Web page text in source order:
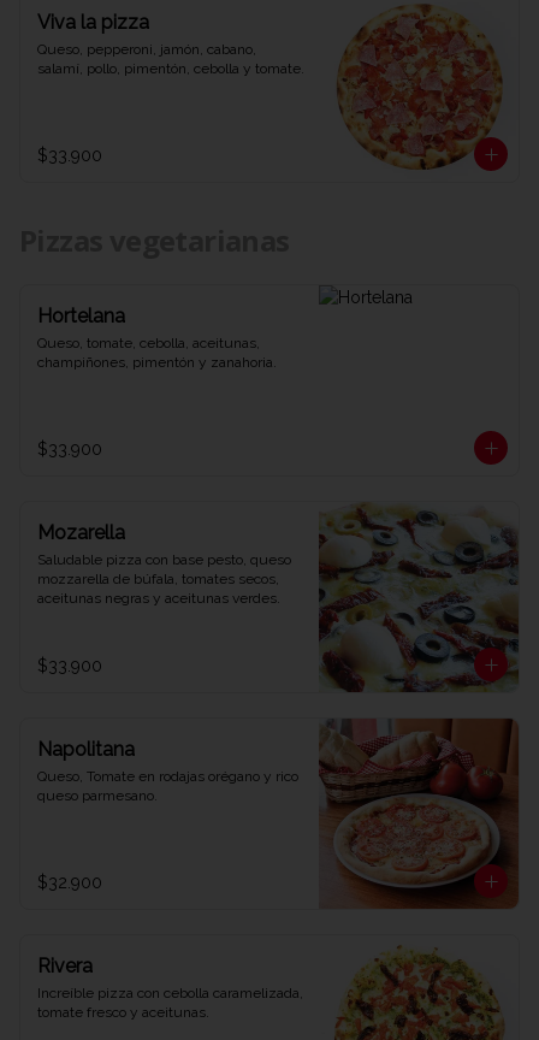
Viva la pizza
Queso, pepperoni, jamón, cabano,
salamí, pollo, pimentón, cebolla y tomate.
$33.900
Hortelana
Queso, tomate, cebolla, aceitunas,
champiñones, pimentón y zanahoria.
$33.900
Mozarella
Saludable pizza con base pesto, queso
mozzarella de búfala, tomates secos,
aceitunas negras y aceitunas verdes.
$33.900
Napolitana
Queso, Tomate en rodajas orégano y rico
queso parmesano.
$32.900
Rivera
Increíble pizza con cebolla caramelizada,
tomate fresco y aceitunas.